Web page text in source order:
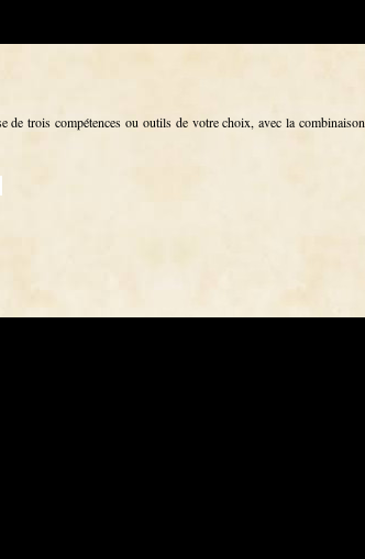
de trois compétences ou outils de votre choix, avec la combinaison